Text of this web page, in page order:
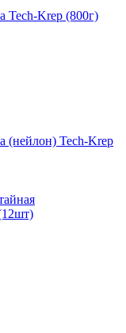
Tech-Krep (800г)
(нейлон) Tech-Krep